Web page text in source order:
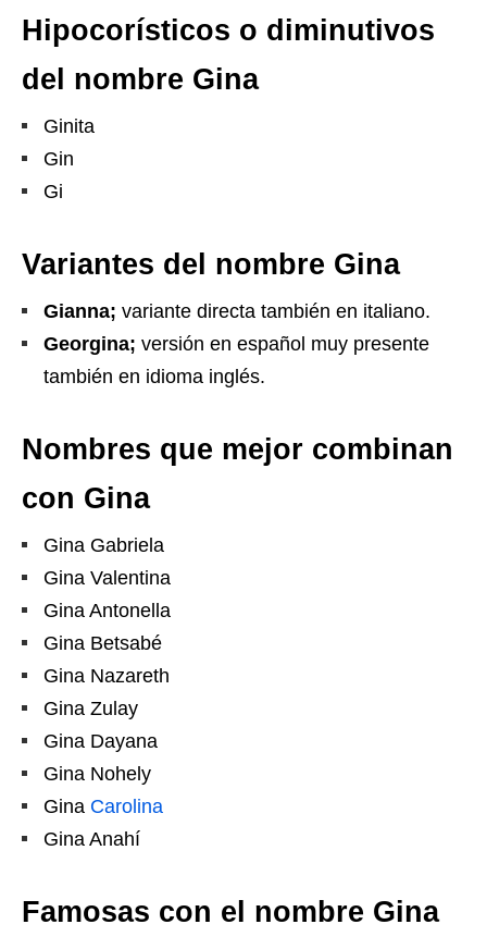
Hipocorísticos o diminutivos
del nombre Gina
Ginita
Gin
Gi
Variantes del nombre Gina
Gianna; variante directa también en italiano.
Georgina; versión en español muy presente
también en idioma inglés.
Nombres que mejor combinan
con Gina
Gina Gabriela
Gina Valentina
Gina Antonella
Gina Betsabé
Gina Nazareth
Gina Zulay
Gina Dayana
Gina Nohely
Gina Carolina
Gina Anahí
Famosas con el nombre Gina